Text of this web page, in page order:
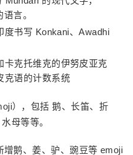
言。
度书写 Konkani、Awadhi
卡克托维克的伊努皮亚克
克语的计数系统
），包括 鹅、长笛、折
母等等。